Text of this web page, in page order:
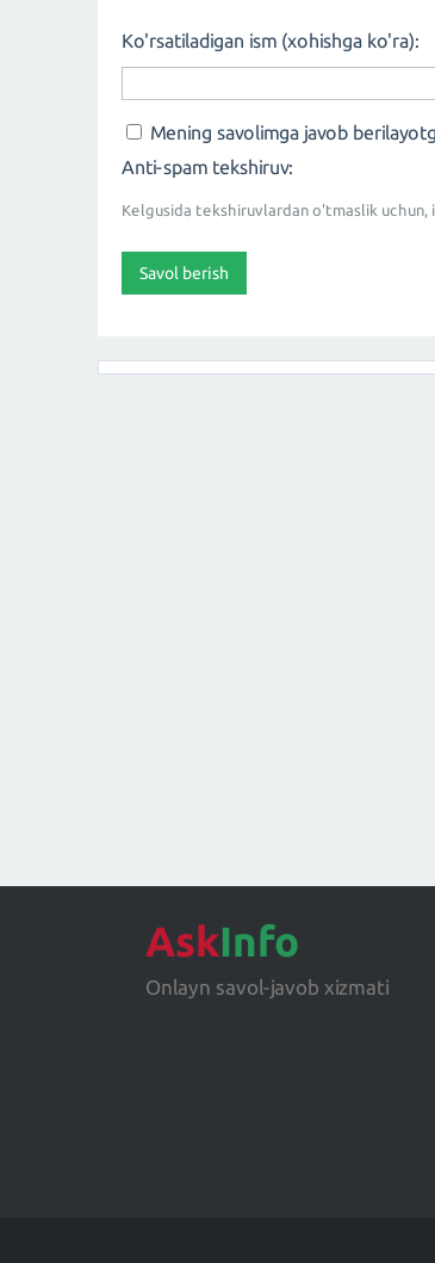
Ko'rsatiladigan ism (xohishga ko'ra):
Mening savolimga javob
Anti-spam tekshiruv:
Kelgusida tekshiruvlardan o'tmaslik uchun,
AskInfo
Onlayn savol-javob xizmati